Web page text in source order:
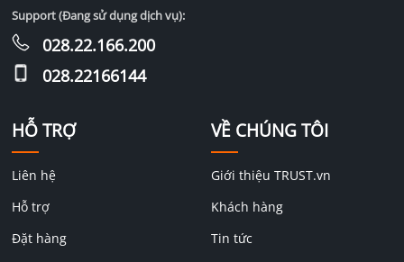
HỖ TRỢ
Liên hệ
Hỗ trợ
Đặt hàng
VỀ CHÚNG TÔI
Giới thiệu TRUST.vn
Khách hàng
Tin tức
Support (Đang sử dụng dịch vụ):
028.22.166.200
028.22166144